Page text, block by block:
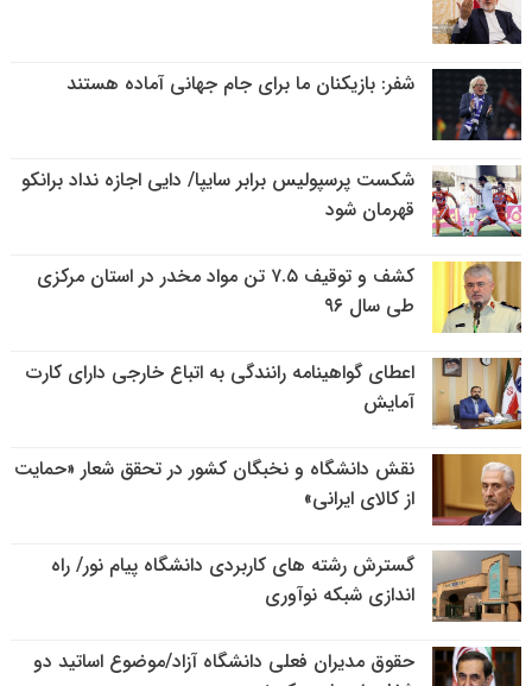
شفر: بازیکنان ما برای جام جهانی آماده هستند
شکست پرسپولیس برابر سایپا/ دایی اجازه نداد برانکو
قهرمان شود
کشف و توقیف ۷.۵ تن مواد مخدر در استان مرکزی
طی سال ۹۶
اعطای گواهینامه رانندگی به اتباع خارجی دارای کارت
آمایش
نقش دانشگاه و نخبگان کشور در تحقق شعار «حمایت
از کالای ایرانی»
گسترش رشته های کاربردی دانشگاه پیام نور/ راه
اندازی شبکه نوآوری
حقوق مدیران فعلی دانشگاه آزاد/موضوع اساتید دو